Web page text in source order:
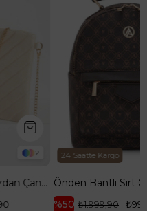
24 Saatte Kargo
Önden Bantlı Sırt Çantası Kahverengi ARM 165
%50
₺999,90
₺1.999,90